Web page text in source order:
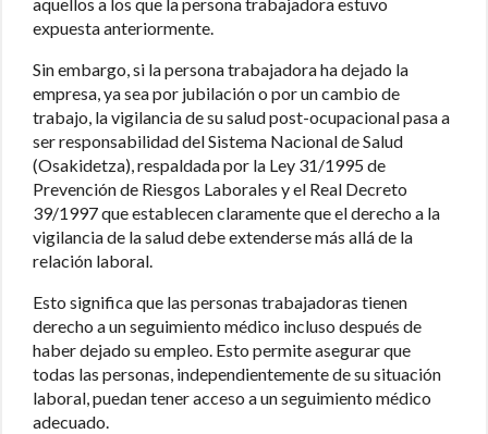
expuesta anteriormente.
Sin embargo, si la persona trabajadora ha dejado la
empresa, ya sea por jubilación o por un cambio de
trabajo, la vigilancia de su salud post-ocupacional pasa a
ser responsabilidad del Sistema Nacional de Salud
(Osakidetza), respaldada por la Ley 31/1995 de
Prevención de Riesgos Laborales y el Real Decreto
39/1997 que establecen claramente que el derecho a la
vigilancia de la salud debe extenderse más allá de la
relación laboral.
Esto significa que las personas trabajadoras tienen
derecho a un seguimiento médico incluso después de
haber dejado su empleo. Esto permite asegurar que
todas las personas, independientemente de su situación
laboral, puedan tener acceso a un seguimiento médico
adecuado.